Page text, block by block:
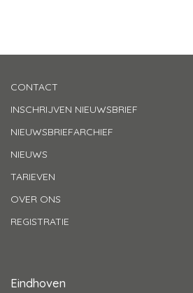
CONTACT
INSCHRIJVEN NIEUWSBRIEF
NIEUWSBRIEFARCHIEF
NIEUWS
TARIEVEN
OVER ONS
REGISTRATIE
Eindhoven